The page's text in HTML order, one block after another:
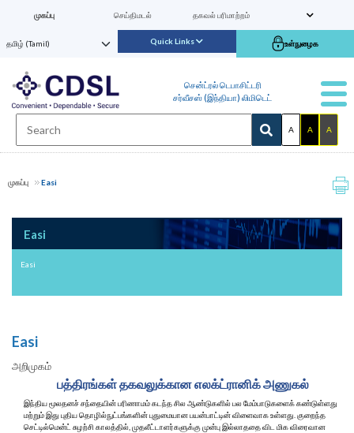
முகப்பு செய்திமடல் தகவல் பரிமாற்றம்
Quick Links உள்நுழைக
சென்ட்ரல் டெபாசிட்டரி
சர்வீசஸ் (இந்தியா) லிமிடெட்
A A A
முகப்பு Easi
Easi
Easi
Easi
அறிமுகம்
பத்திரங்கள் தகவலுக்கான எலக்ட்ரானிக் அணுகல்
இந்திய மூலதனச் சந்தையின் பரிணாமம் கடந்த சில ஆண்டுகளில் பல மேம்பாடுகளைக் கண்டுள்ளது
மற்றும் இது புதிய தொழில்நுட்பங்களின் புதுமையான பயன்பாட்டின் விளைவாக உள்ளது. குறைந்த
செட்டில்மென்ட் சுழற்சி காலத்தில், முதலீட்டாளர்களுக்கு முன்பு இல்லாததை விட மிக விரைவான